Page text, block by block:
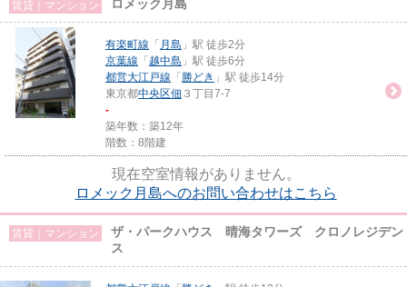
賃貸｜マンション ロメック月島
有楽町線 「 月島 」駅 徒歩2分
京葉線 「 越中島 」駅 徒歩6分
都営大江戸線 「 勝どき 」駅 徒歩14分
東京都中央区佃 ３丁目7-7
-
築年数：築12年
階数：8階建
現在空室情報がありません。
ロメック月島へのお問い合わせはこちら
賃貸｜マンション
ザ・パークハウス 晴海タワーズ クロノレジデン
ス